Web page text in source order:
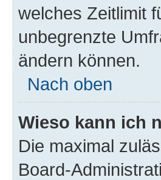
welches Zeitlimit
unbegrenzte
ändern können.
Nach oben
Wieso kann ich
Die maximal
Board-